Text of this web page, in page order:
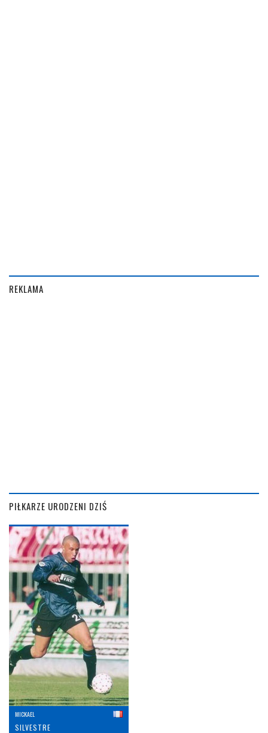
REKLAMA
PIŁKARZE URODZENI DZIŚ
MICKAEL
SILVESTRE